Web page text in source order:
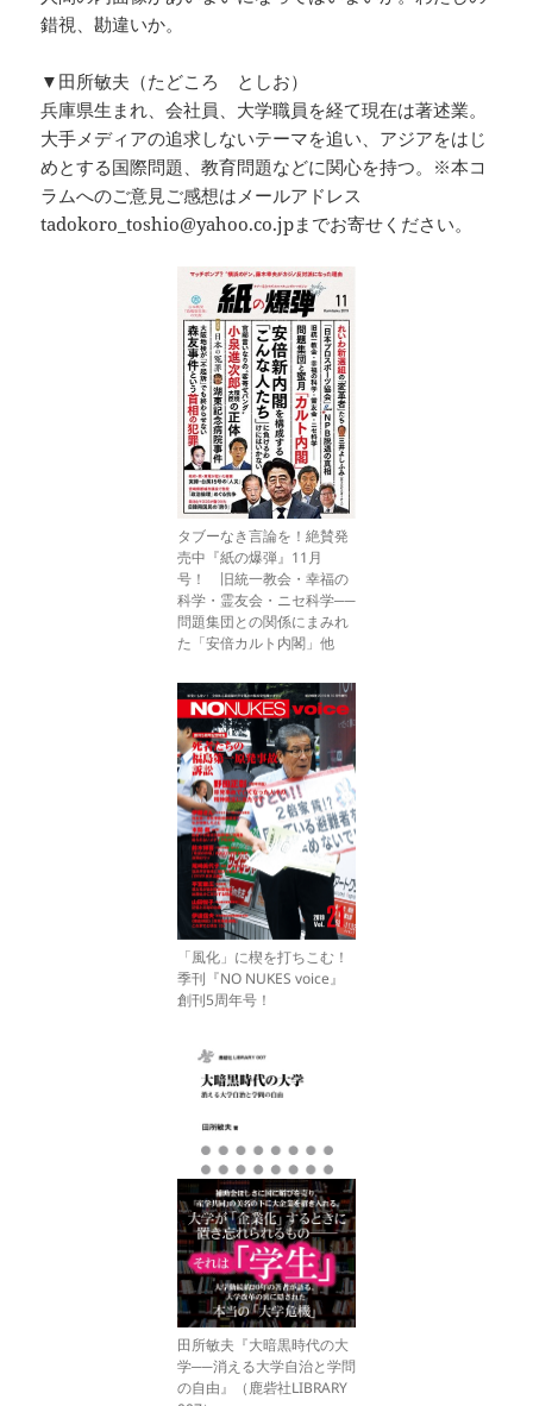
錯視、勘違いか。
▼田所敏夫（たどころ としお）
兵庫県生まれ、会社員、大学職員を経て現在は著述業。
大手メディアの追求しないテーマを追い、アジアをはじ
めとする国際問題、教育問題などに関心を持つ。※本コ
ラムへのご意見ご感想はメールアドレス
tadokoro_toshio@yahoo.co.jpまでお寄せください。
タブーなき言論を！絶賛発
売中『紙の爆弾』11月
号！ 旧統一教会・幸福の
科学・霊友会・ニセ科学──
問題集団との関係にまみれ
た「安倍カルト内閣」他
「風化」に楔を打ちこむ！
季刊『NO NUKES voice』
創刊5周年号！
田所敏夫『大暗黒時代の大
学──消える大学自治と学問
の自由』（鹿砦社LIBRARY